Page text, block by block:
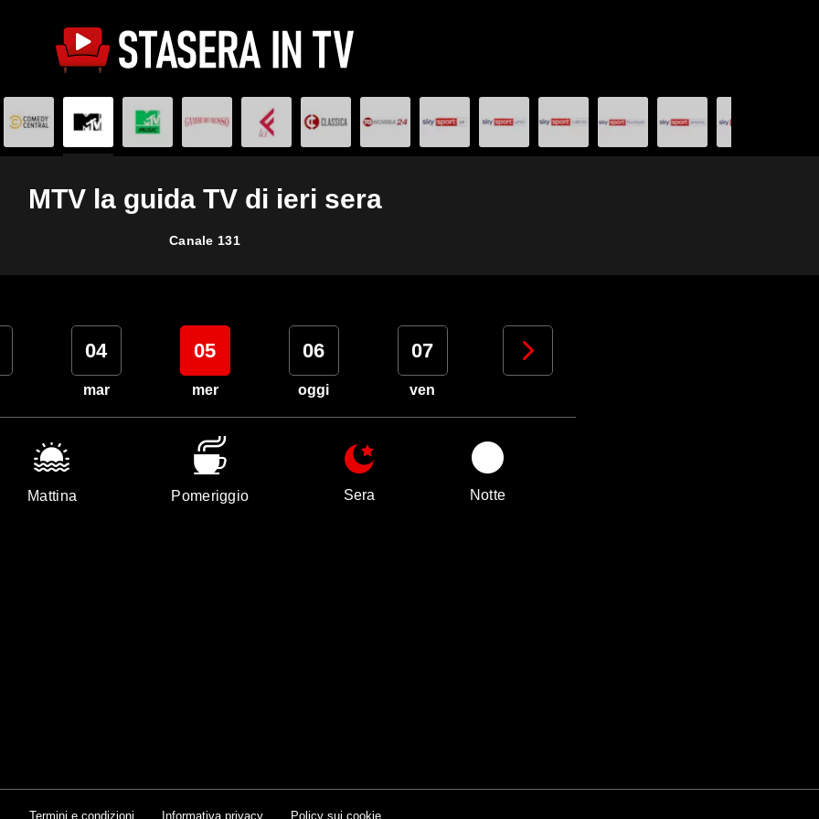
MTV la guida TV di ieri sera
Canale 131
04
mar
05
mer
06
oggi
07
ven
08
Mattina Pomeriggio Sera Notte
Termini e condizioni Informativa privacy Policy sui cookie